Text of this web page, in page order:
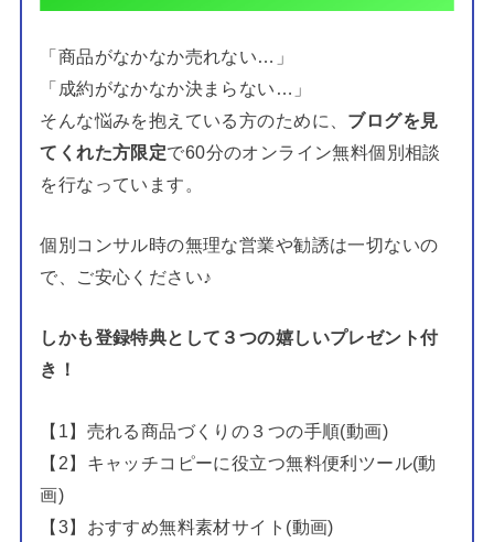
「商品がなかなか売れない…」
「成約がなかなか決まらない…」
そんな悩みを抱えている方のために、 ブログを見
てくれた方限定で60分のオンライン無料個別相談
を行なっています。
個別コンサル時の無理な営業や勧誘は一切ないの
で、ご安心ください♪
しかも登録特典として３つの嬉しいプレゼント付
き！
【1】売れる商品づくりの３つの手順(動画)
【2】キャッチコピーに役立つ無料便利ツール(動
画)
【3】おすすめ無料素材サイト(動画)